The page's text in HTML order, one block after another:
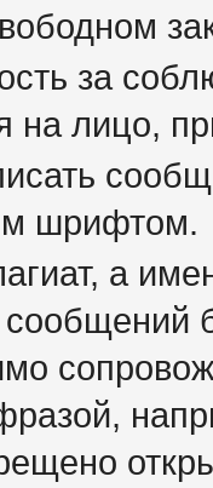
за
на лицо,
шрифтом.
а